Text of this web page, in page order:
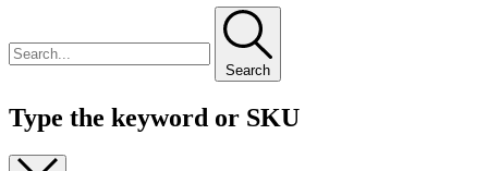
Search
Type the keyword or SKU